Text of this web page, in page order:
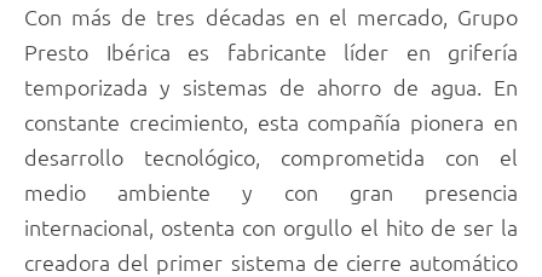
Con más de tres décadas en el mercado, Grupo
Presto Ibérica es fabricante líder en grifería
temporizada y sistemas de ahorro de agua. En
constante crecimiento, esta compañía pionera en
desarrollo tecnológico, comprometida con el
medio ambiente y con gran presencia
internacional, ostenta con orgullo el hito de ser la
creadora del primer sistema de cierre automático